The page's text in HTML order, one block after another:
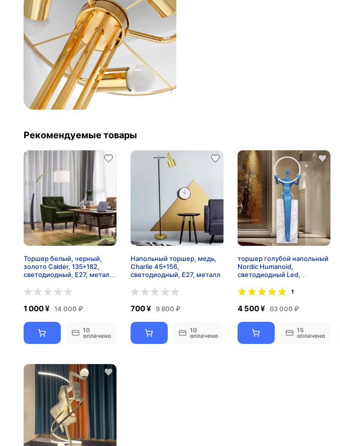
Рекомендуемые товары
Торшер белый, черный,
золото Calder, 135*182,
светодиодный, E27, металл,
1 000 ¥ 14 000 ₽
10
оплачено
Напольный торшер, медь,
Charlie 45*156,
светодиодный, E27, металл
700 ¥ 9 800 ₽
10
оплачено
торшер голубой напольный
Nordic Humanoid,
светодиодный Led,
1
4 500 ¥ 63 000 ₽
15
оплачено